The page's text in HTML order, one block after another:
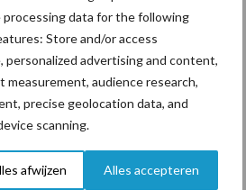
data for the following
Store and/or access
personalized advertising and content,
audience research,
precise geolocation data, and
scanning.
afwijzen Alles accepteren
automatisch aangepast. Ook de
sectiecontrole en
verder geoptimaliseerd. Het
verdeling in alle veldsituaties.